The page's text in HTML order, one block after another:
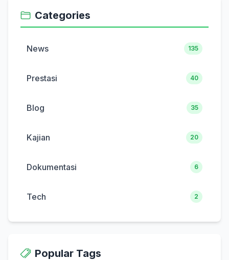
Categories
News 135
Prestasi 40
Blog 35
Kajian 20
Dokumentasi 6
Tech 2
Popular Tags